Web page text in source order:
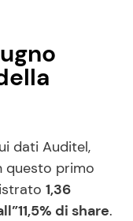
dati Auditel,
questo primo
1,36
di share.